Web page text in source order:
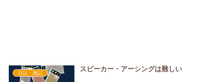
日記・雑記
スピーカー・アーシングは難しい